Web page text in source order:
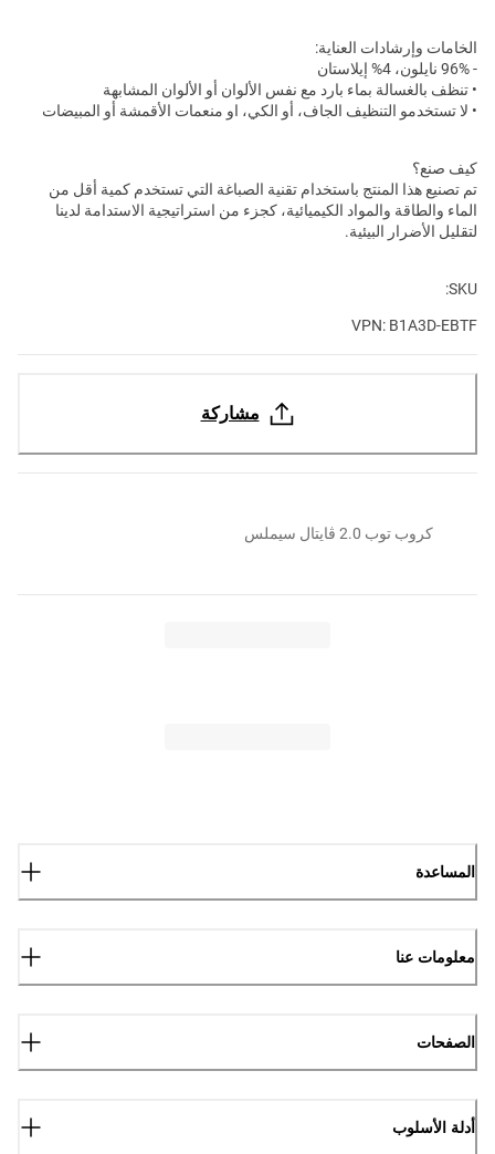
الخامات وإرشادات العناية:
- 96% نايلون، 4% إيلاستان
• تنظف بالغسالة بماء بارد مع نفس الألوان أو الألوان المشابهة
• لا تستخدمو التنظيف الجاف، أو الكي، او منعمات الأقمشة أو المبيضات
كيف صنع؟
تم تصنيع هذا المنتج باستخدام تقنية الصباغة التي تستخدم كمية أقل من
الماء والطاقة والمواد الكيميائية، كجزء من استراتيجية الاستدامة لدينا
لتقليل الأضرار البيئية.
SKU:
VPN: B1A3D-EBTF
مشاركة
كروب توب 2.0 ڤايتال سيملس
المساعدة
معلومات عنا
الصفحات
أدلة الأسلوب